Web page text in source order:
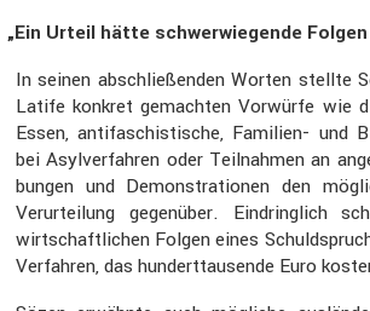
„Ein Urteil hätte schwer­wie­gende
In seinen abschlie­ßenden Worten stellte
Latife konkret gemachten Vorwürfe wie
Essen, antifa­schis­ti­sche, Familien- und
bei Asylver­fahren oder Teilnahmen an
bungen und Demons­tra­tionen den
Verur­tei­lung gegen­über. Eindring­lich
wirtschaft­li­chen Folgen eines
Verfahren, das hundert­tau­sende Euro